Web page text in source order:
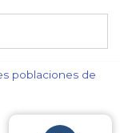
poblaciones de